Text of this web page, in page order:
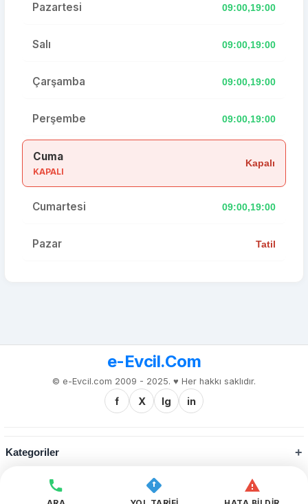
Pazartesi 09:00,19:00
Salı 09:00,19:00
Çarşamba 09:00,19:00
Perşembe 09:00,19:00
Cuma
KAPALI
Kapalı
Cumartesi 09:00,19:00
Pazar Tatil
e-Evcil.Com
© e-Evcil.com 2009 - 2025. ♥️ Her hakkı saklıdır.
f X Ig in
Kategoriler
Kurumsal